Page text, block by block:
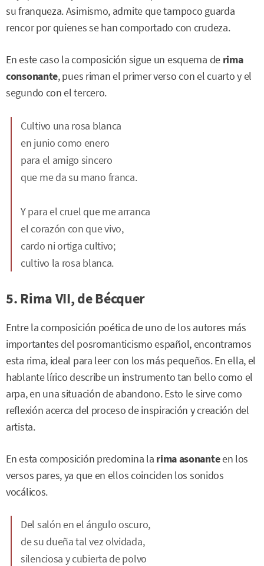
su franqueza. Asimismo, admite que tampoco guarda
rencor por quienes se han comportado con crudeza.
En este caso la composición sigue un esquema de rima
consonante, pues riman el primer verso con el cuarto y el
segundo con el tercero.
Cultivo una rosa blanca
en junio como enero
para el amigo sincero
que me da su mano franca.
Y para el cruel que me arranca
el corazón con que vivo,
cardo ni ortiga cultivo;
cultivo la rosa blanca.
5. Rima VII, de Bécquer
Entre la composición poética de uno de los autores más
importantes del posromanticismo español, encontramos
esta rima, ideal para leer con los más pequeños. En ella, el
hablante lírico describe un instrumento tan bello como el
arpa, en una situación de abandono. Esto le sirve como
reflexión acerca del proceso de inspiración y creación del
artista.
En esta composición predomina la rima asonanteen los
versos pares, ya que en ellos coinciden los sonidos
vocálicos.
Del salón en el ángulo oscuro,
de su dueña tal vez olvidada,
silenciosa y cubierta de polvo